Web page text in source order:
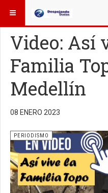
ESTÁ AQUÍ: OTROS TEMAS
Video: Así
Familia
Medellín
08 ENERO 2023
PERIODISMO